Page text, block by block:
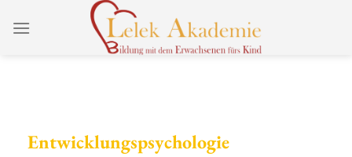
Inhalt
Entwicklungspsychologie